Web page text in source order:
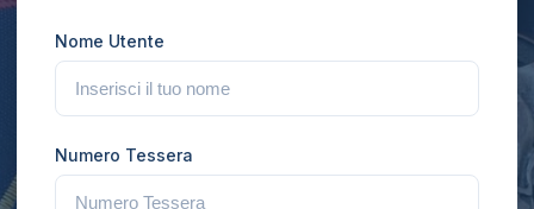
Nome Utente
Numero Tessera